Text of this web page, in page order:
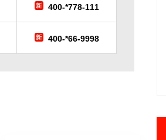
400-*778-111
400-*66-9998